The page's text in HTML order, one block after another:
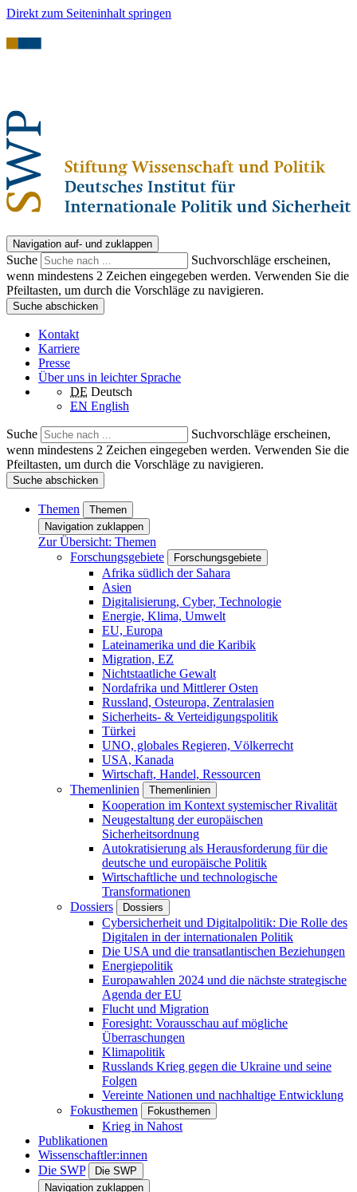
Direkt zum Seiteninhalt springen
Navigation auf- und zuklappen
Suche
Suchvorschläge erscheinen,
wenn mindestens 2 Zeichen eingegeben werden. Verwenden Sie die
Pfeiltasten, um durch die Vorschläge zu navigieren.
Suche abschicken
Kontakt
Karriere
Presse
Über uns in leichter Sprache
DE Deutsch
EN English
Suche
Suchvorschläge erscheinen,
wenn mindestens 2 Zeichen eingegeben werden. Verwenden Sie die
Pfeiltasten, um durch die Vorschläge zu navigieren.
Suche abschicken
Themen
Themen
Navigation zuklappen
Zur Übersicht: Themen
Forschungsgebiete
Forschungsgebiete
Afrika südlich der Sahara
Asien
Digitalisierung, Cyber, Technologie
Energie, Klima, Umwelt
EU, Europa
Lateinamerika und die Karibik
Migration, EZ
Nichtstaatliche Gewalt
Nordafrika und Mittlerer Osten
Russland, Osteuropa, Zentralasien
Sicherheits- & Verteidigungspolitik
Türkei
UNO, globales Regieren, Völkerrecht
USA, Kanada
Wirtschaft, Handel, Ressourcen
Themenlinien
Themenlinien
Kooperation im Kontext systemischer Rivalität
Neugestaltung der europäischen
Sicherheitsordnung
Autokratisierung als Herausforderung für die
deutsche und europäische Politik
Wirtschaftliche und technologische
Transformationen
Dossiers
Dossiers
Cybersicherheit und Digitalpolitik: Die Rolle des
Digitalen in der internationalen Politik
Die USA und die transatlantischen Beziehungen
Energiepolitik
Europawahlen 2024 und die nächste strategische
Agenda der EU
Flucht und Migration
Foresight: Vorausschau auf mögliche
Überraschungen
Klimapolitik
Russlands Krieg gegen die Ukraine und seine
Folgen
Vereinte Nationen und nachhaltige Entwicklung
Fokusthemen
Fokusthemen
Krieg in Nahost
Publikationen
Wissenschaftler:innen
Die SWP
Die SWP
Navigation zuklappen